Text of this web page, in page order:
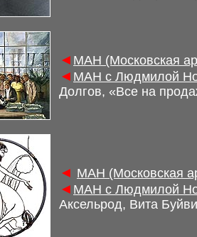
◄ МАН (Московская
◄ МАН с Людмилой
Долгов, «Все на
◄ МАН (Московская
◄ МАН с Людмилой
Аксельрод, Вита